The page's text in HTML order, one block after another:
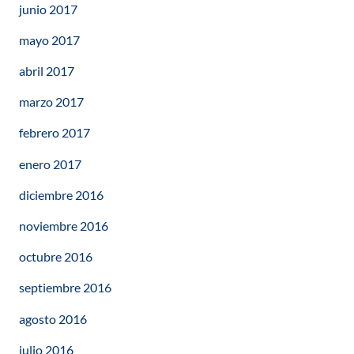
junio 2017
mayo 2017
abril 2017
marzo 2017
febrero 2017
enero 2017
diciembre 2016
noviembre 2016
octubre 2016
septiembre 2016
agosto 2016
julio 2016